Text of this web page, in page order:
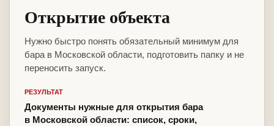
Открытие объекта
Нужно быстро понять обязательный минимум для
бара в Московской области, подготовить папку и не
переносить запуск.
РЕЗУЛЬТАТ
Документы нужные для открытия бара
в Московской области: список, сроки,